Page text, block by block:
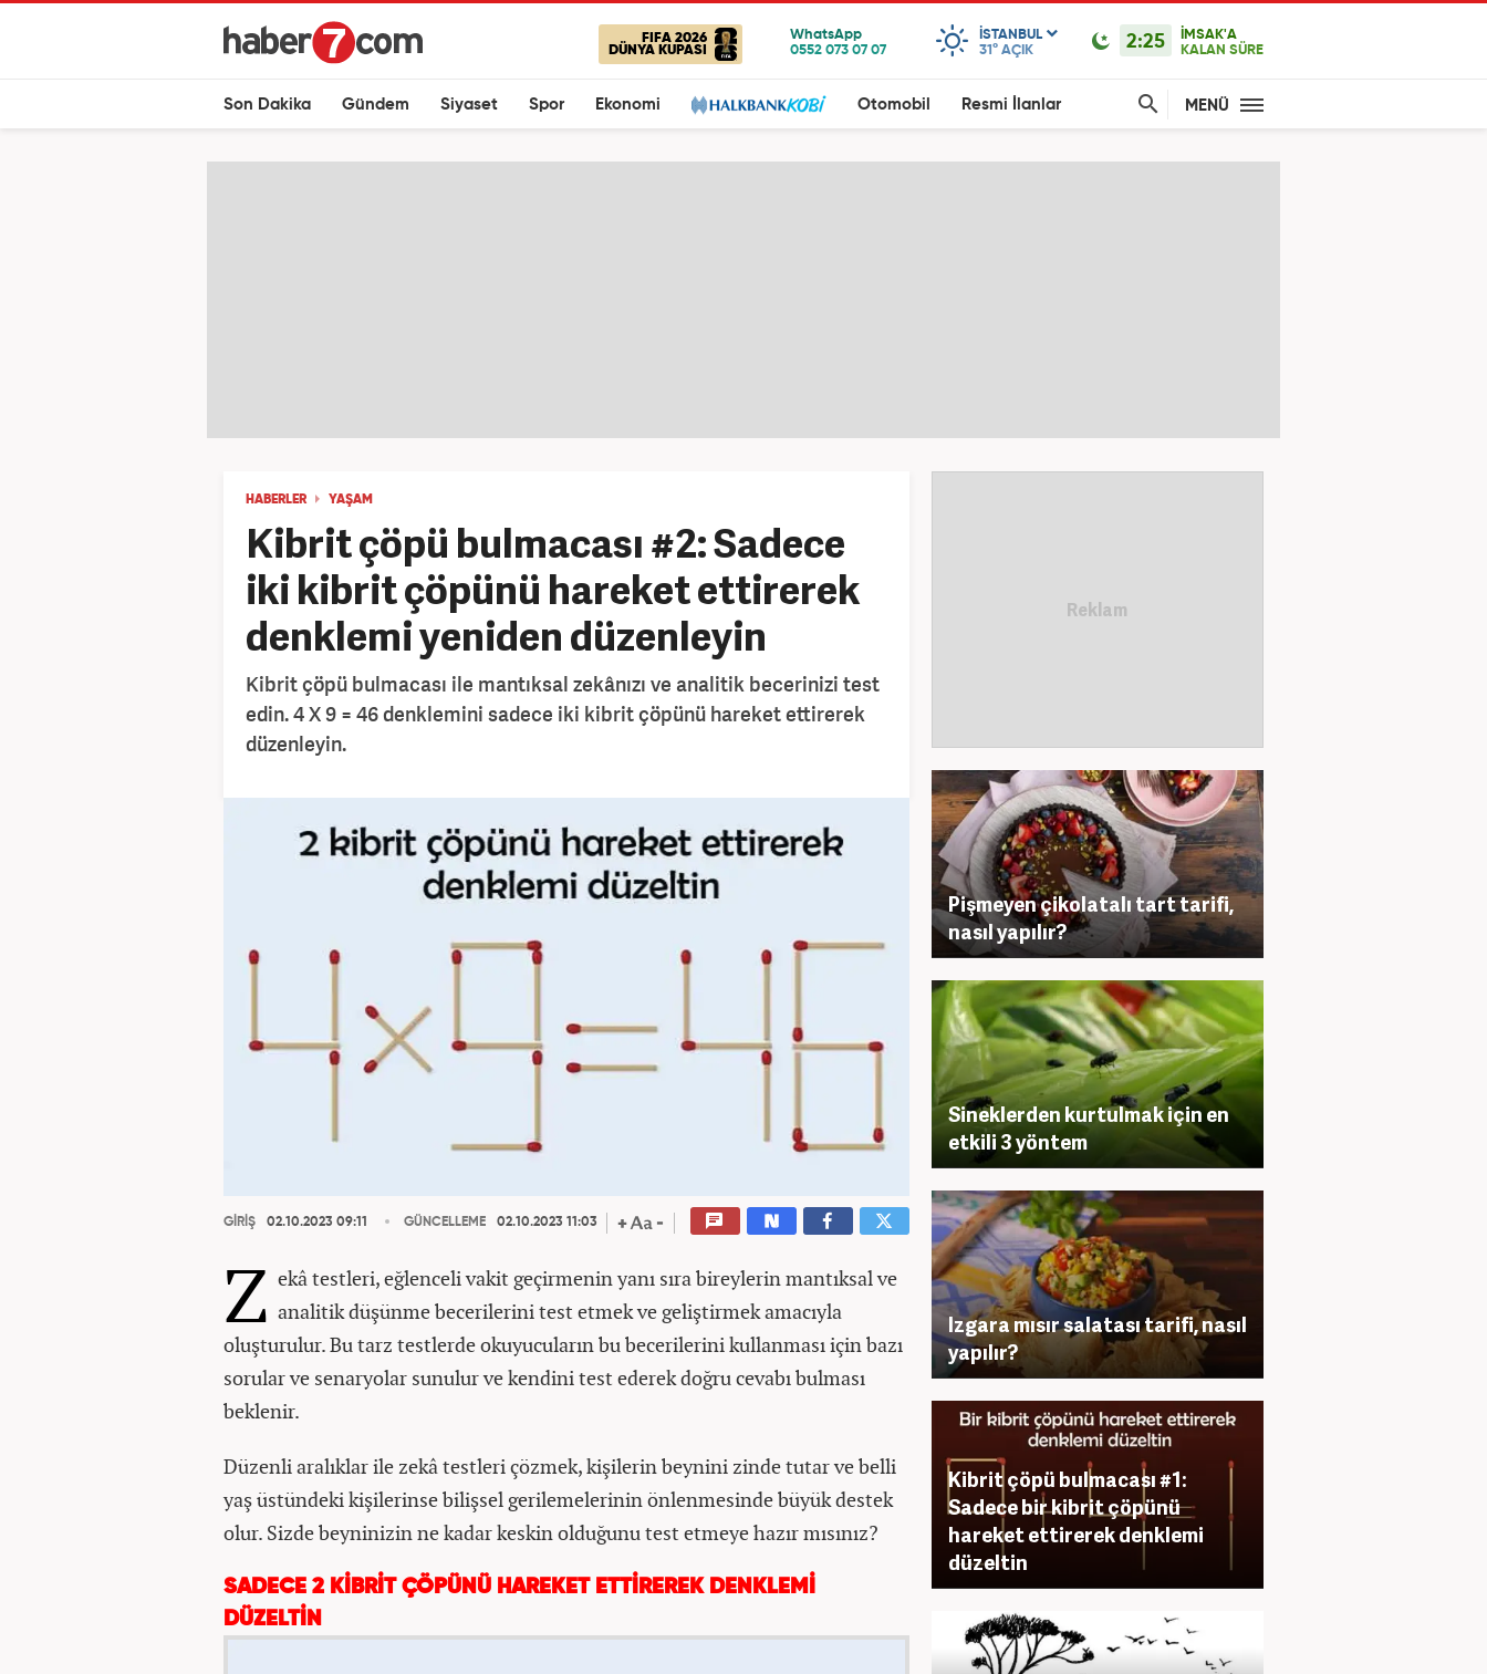
FIFA 2026
DÜNYA KUPASI
ISTANBUL
31° AÇIK 2:25
İMSAK'A
KALAN SÜRE
Son Dakika Gündem Siyaset Spor Ekonomi Otomobil Resmi İlanlar MENÜ
HABERLER YAŞAM
Kibrit çöpü bulmacası #2: Sadece
iki kibrit çöpünü hareket ettirerek
denklemi yeniden düzenleyin
Kibrit çöpü bulmacası ile mantıksal zekânızı ve analitik becerinizi test
edin. 4 X 9 = 46 denklemini sadece iki kibrit çöpünü hareket ettirerek
düzenleyin.
GİRİŞ 02.10.2023 09:11 GÜNCELLEME 02.10.2023 11:03
Z ekâ testleri, eğlenceli vakit geçirmenin yanı sıra bireylerin mantıksal ve
analitik düşünme becerilerini test etmek ve geliştirmek amacıyla
oluşturulur. Bu tarz testlerde okuyucuların bu becerilerini kullanması için bazı
sorular ve senaryolar sunulur ve kendini test ederek doğru cevabı bulması
beklenir.
Düzenli aralıklar ile zekâ testleri çözmek, kişilerin beynini zinde tutar ve belli
yaş üstündeki kişilerinse bilişsel gerilemelerinin önlenmesinde büyük destek
olur. Sizde beyninizin ne kadar keskin olduğunu test etmeye hazır mısınız?
SADECE 2 KİBRİT ÇÖPÜNÜ HAREKET ETTİREREK DENKLEMİ
DÜZELTİN
Pişmeyen çikolatalı tart tarifi,
nasıl yapılır?
Sineklerden kurtulmak için en
etkili 3 yöntem
Izgara mısır salatası tarifi, nasıl
yapılır?
Kibrit çöpü bulmacası #1:
Sadece bir kibrit çöpünü
hareket ettirerek denklemi
düzeltin